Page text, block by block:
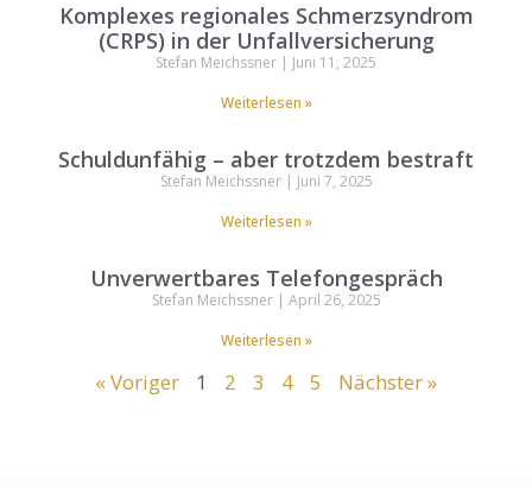
Komplexes regionales Schmerzsyndrom
(CRPS) in der Unfallversicherung
Stefan Meichssner
Juni 11, 2025
Weiterlesen »
Schuldunfähig – aber trotzdem bestraft
Stefan Meichssner
Juni 7, 2025
Weiterlesen »
Unverwertbares Telefongespräch
Stefan Meichssner
April 26, 2025
Weiterlesen »
« Voriger 1 2 3 4 5 Nächster »